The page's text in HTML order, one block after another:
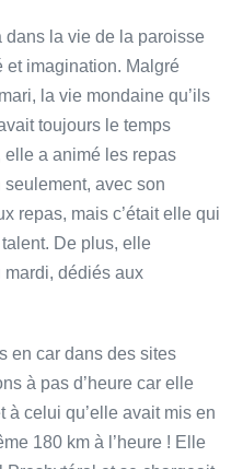
dans la vie de la paroisse
et imagination. Malgré
la vie mondaine qu’ils
toujours le temps
elle a animé les repas
avec son
repas, mais c’était elle qui
De plus, elle
dédiés aux
en car dans des sites
à pas d’heure car elle
à celui qu’elle avait mis en
180 km à l’heure ! Elle